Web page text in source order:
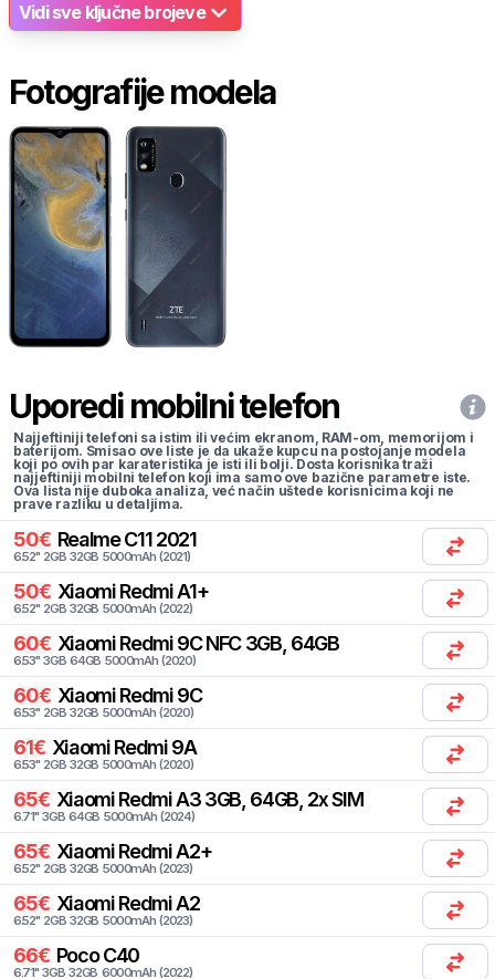
Vidi sve ključne brojeve
Fotografije modela
Uporedi mobilni telefon
Najjeftiniji telefoni sa istim ili većim ekranom, RAM-om, memorijom i
baterijom. Smisao ove liste je da ukaže kupcu na postojanje modela
koji po ovih par karateristika je isti ili bolji. Dosta korisnika traži
najjeftiniji mobilni telefon koji ima samo ove bazične parametre iste.
Ova lista nije duboka analiza, već način uštede korisnicima koji ne
prave razliku u detaljima.
50€ Realme C11 2021
6.52" 2GB 32GB 5000mAh (2021)
50€ Xiaomi Redmi A1+
6.52" 2GB 32GB 5000mAh (2022)
60€ Xiaomi Redmi 9C NFC 3GB, 64GB
6.53" 3GB 64GB 5000mAh (2020)
60€ Xiaomi Redmi 9C
6.53" 2GB 32GB 5000mAh (2020)
61€ Xiaomi Redmi 9A
6.53" 2GB 32GB 5000mAh (2020)
65€ Xiaomi Redmi A3 3GB, 64GB, 2x SIM
6.71" 3GB 64GB 5000mAh (2024)
65€ Xiaomi Redmi A2+
6.52" 2GB 32GB 5000mAh (2023)
65€ Xiaomi Redmi A2
6.52" 2GB 32GB 5000mAh (2023)
66€ Poco C40
6.71" 3GB 32GB 6000mAh (2022)